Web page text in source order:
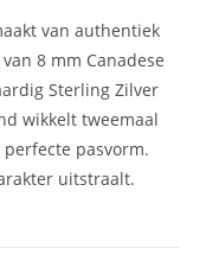
van authentiek
8 mm Canadese
Sterling Zilver
wikkelt tweemaal
pasvorm.
uitstraalt.